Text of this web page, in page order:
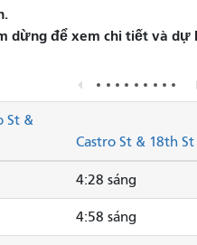
dừng để xem chi tiết và
St &
Castro St & 18th St
4:28 sáng
4:58 sáng